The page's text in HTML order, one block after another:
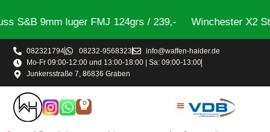
S&B 9mm luger FMJ 124grs / 239,- Winchester X2
082321794 08232-9568323
info@waffen-haider.de
Mo-Fr 09:00-12:00 und 13:00-18:00 | Sa: 09:00-13:00
Junkersstraße 7, 86836 Graben
0